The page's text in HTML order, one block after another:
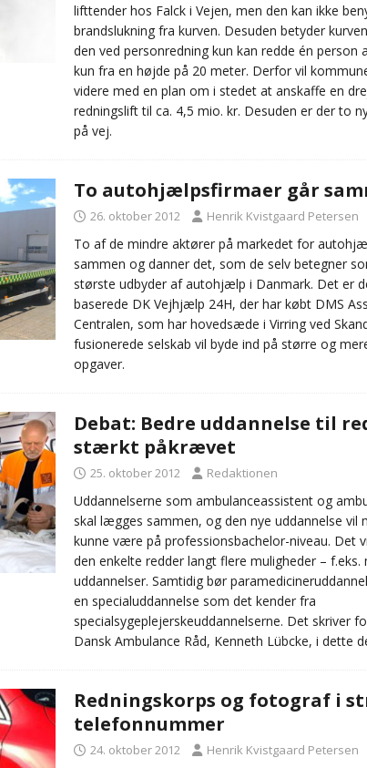
lifttender hos Falck i Vejen, men den kan ikke
brandslukning fra kurven. Desuden betyder
den ved personredning kun kan redde én person
kun fra en højde på 20 meter. Derfor vil
videre med en plan om i stedet at anskaffe en
redningslift til ca. 4,5 mio. kr. Desuden er der to
på vej.
To autohjælpsfirmaer går
26. oktober 2012 Henrik Kvistgaard Petersen
To af de mindre aktører på markedet for
sammen og danner det, som de selv betegner
største udbyder af autohjælp i Danmark. Det er
baserede DK Vejhjælp 24H, der har købt DMS
Centralen, som har hovedsæde i Virring ved
fusionerede selskab vil byde ind på større og
opgaver.
Debat: Bedre uddannelse til
stærkt påkrævet
25. oktober 2012 Redaktionen
Uddannelserne som ambulanceassistent og
skal lægges sammen, og den nye uddannelse vil
kunne være på professionsbachelor-niveau. Det
den enkelte redder langt flere muligheder – f.eks.
uddannelser. Samtidig bør
en specialuddannelse som det kender fra
specialsygeplejerskeuddannelserne. Det skriver
Dansk Ambulance Råd, Kenneth Lübcke, i dette
Redningskorps og fotograf i
telefonnummer
24. oktober 2012 Henrik Kvistgaard Petersen